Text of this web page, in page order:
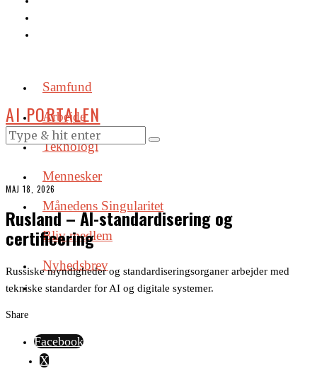
Samfund
Arbejde
Teknologi
Mennesker
Månedens Singularitet
Bliv medlem
Nyhedsbrev
AI PORTALEN
MAJ 18, 2026
Rusland – AI-standardisering og
certificering
Russiske myndigheder og standardiseringsorganer arbejder med
tekniske standarder for AI og digitale systemer.
Share
Facebook
X